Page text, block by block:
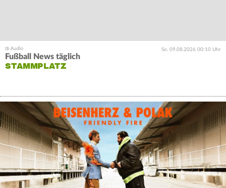
So. 09.08.2026 00:10 Uhr
Fußball News täglich
STAMMPLATZ